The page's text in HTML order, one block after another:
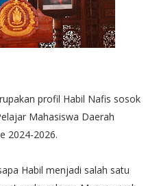
profil Habil Nafis sosok
Mahasiswa Daerah
2024-2026.
Habil menjadi salah satu